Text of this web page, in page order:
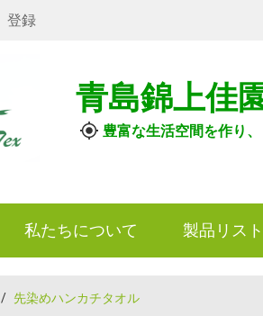
登録
青島錦上佳
豊富な生活空間を作り
私たちについて 製品リスト
/ 先染めハンカチタオル